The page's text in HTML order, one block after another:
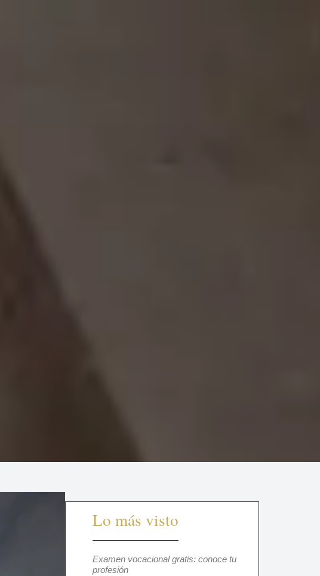
Lo más visto
Examen vocacional gratis: conoce tu
profesión